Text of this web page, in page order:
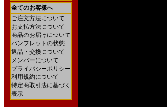
全てのお客様へ
ご注文方法について
お支払方法について
商品のお届けについて
パンフレットの状態
返品・交換について
メンバーについて
プライバシーポリシー
利用規約について
特定商取引法に基づく
表示